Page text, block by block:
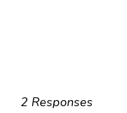
2 Responses